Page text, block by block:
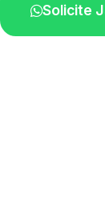
Solicite